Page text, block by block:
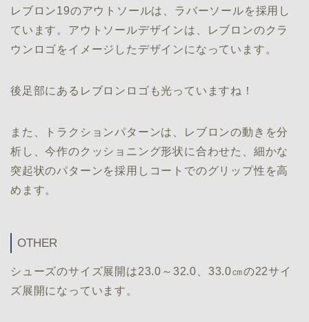
レブロン19のアウトソールは、ラバーソールを採用し
ています。アウトソールデザインは、レブロンのクラ
ウンロゴをイメージしたデザインになっています。
後足部にあるレブロンロゴも光っていますね！
また、トラクションパターンは、レブロンの動きを分
析し、今作のクッショニング形状に合わせた、細かな
突起状のパターンを採用しコートでのグリップ性を高
めます。
OTHER
シューズのサイズ展開は23.0～32.0、33.0㎝の22サイ
ズ展開になっています。